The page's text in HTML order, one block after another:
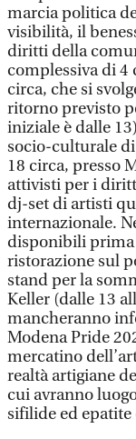
marcia politica
visibilità, il
diritti della
complessiva di 4
circa, che si
ritorno previsto
iniziale è dalle
socio-culturale
18 circa, presso
attivisti per i
dj-set di artisti
internazionale.
disponibili prima
ristorazione sul
stand per la
Keller (dalle 13
mancheranno
Modena Pride
mercatino
realtà artigiane
cui avranno
sifilide ed epatite